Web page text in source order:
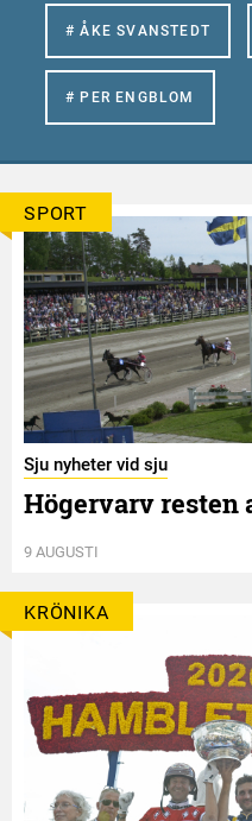
# ÅKE SVANSTEDT
# PER ENGBLOM
SPORT
Sju nyheter vid sju
Högervarv resten
9 AUGUSTI
KRÖNIKA